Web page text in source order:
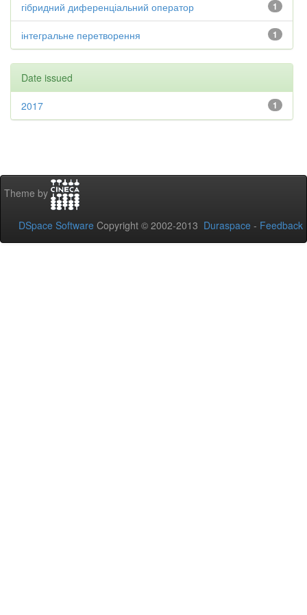
1
гібридний диференціальний оператор
1
інтегральне перетворення
Date issued
1
2017
Theme by
DSpace Software Copyright © 2002-2013 Duraspace - Feedback